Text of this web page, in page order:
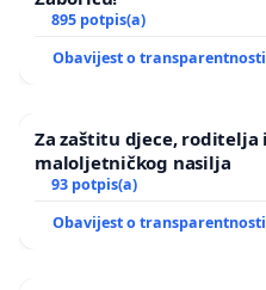
895 potpis(a)
Obavijest o transparentnosti
Za zaštitu djece, roditelja
maloljetničkog nasilja
93 potpis(a)
Obavijest o transparentnosti